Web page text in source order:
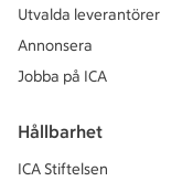
Utvalda leverantörer
Annonsera
Jobba på ICA
Hållbarhet
ICA Stiftelsen